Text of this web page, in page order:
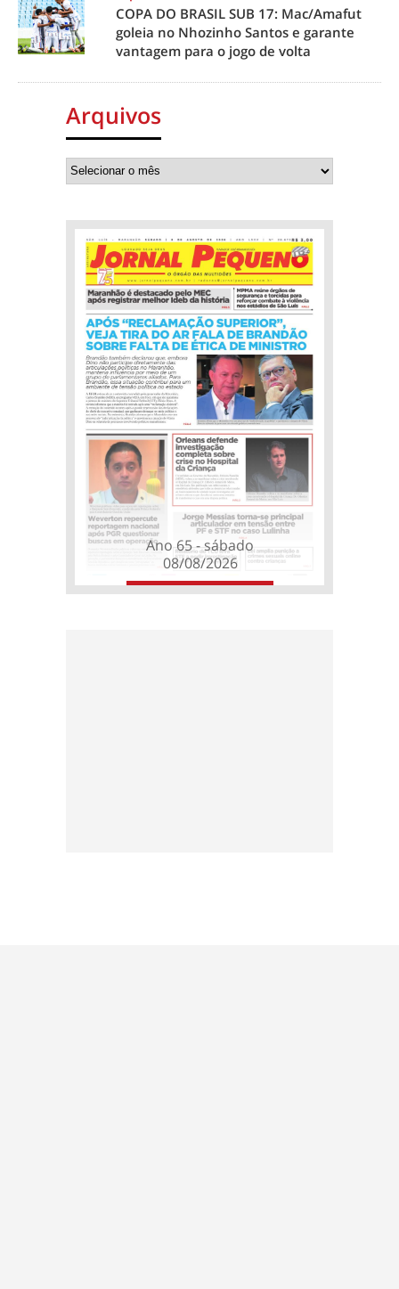
COPA DO BRASIL SUB 17: Mac/Amafut
goleia no Nhozinho Santos e garante
vantagem para o jogo de volta
Arquivos
Ano 65 - sábado
08/08/2026